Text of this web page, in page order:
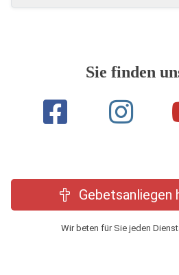
Sie finden
Gebetsanliegen
Wir beten für Sie jeden